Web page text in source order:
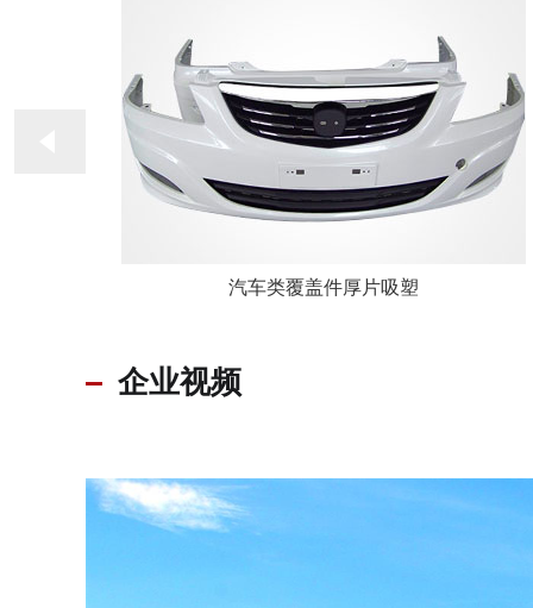
汽车类覆盖件厚片吸塑
企业视频